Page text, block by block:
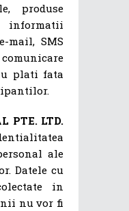
produse
informatii
mail, SMS
plati fata
PTE. LTD.
ale
Datele cu
in
nu vor fi